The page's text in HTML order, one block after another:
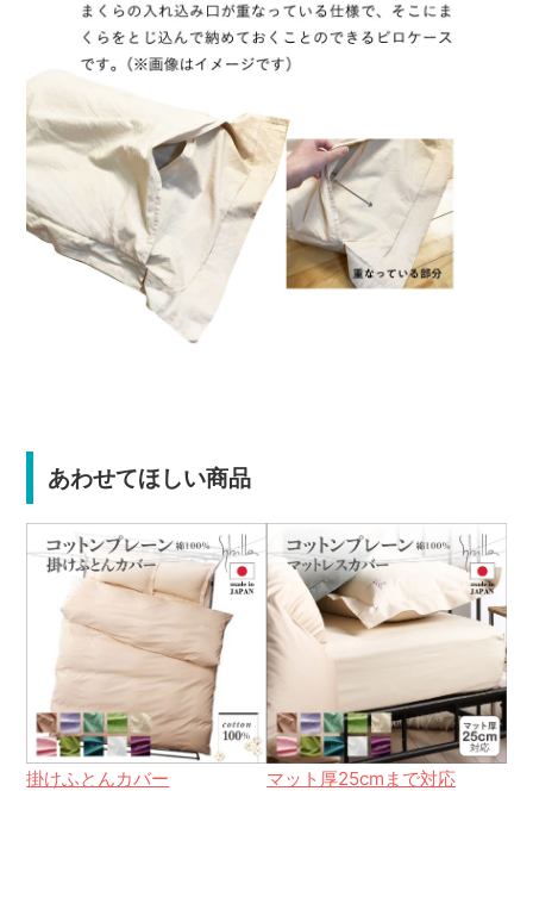
あわせてほしい商品
掛けふとんカバー マット厚25cmまで対応